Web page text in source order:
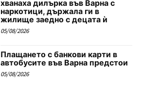
хванаха дилърка във Варна с
наркотици, държала ги в
жилище заедно с децата ѝ
05/08/2026
Плащането с банкови карти в
автобусите във Варна предстои
05/08/2026